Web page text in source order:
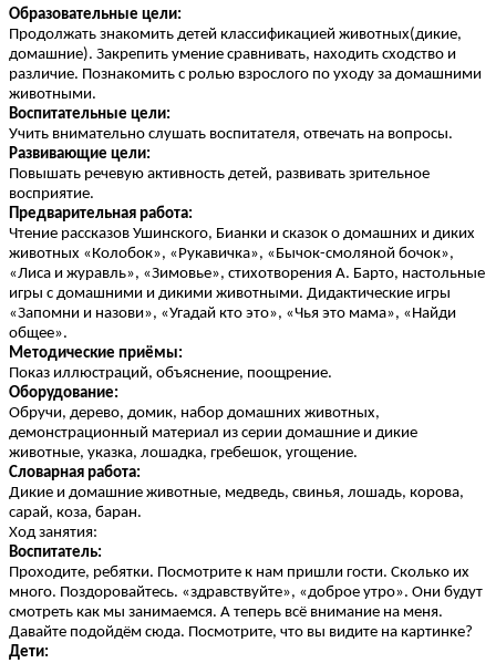
Образовательные цели:
Продолжать знакомить детей классификацией животных(дикие,
домашние). Закрепить умение сравнивать, находить сходство и
различие. Познакомить с ролью взрослого по уходу за домашними
животными.
Воспитательные цели:
Учить внимательно слушать воспитателя, отвечать на вопросы.
Развивающие цели:
Повышать речевую активность детей, развивать зрительное
восприятие.
Предварительная работа:
Чтение рассказов Ушинского, Бианки и сказок о домашних и диких
животных «Колобок», «Рукавичка», «Бычок-смоляной бочок»,
«Лиса и журавль», «Зимовье», стихотворения А. Барто, настольные
игры с домашними и дикими животными. Дидактические игры
«Запомни и назови», «Угадай кто это», «Чья это мама», «Найди
общее».
Методические приёмы:
Показ иллюстраций, объяснение, поощрение.
Оборудование:
Обручи, дерево, домик, набор домашних животных,
демонстрационный материал из серии домашние и дикие
животные, указка, лошадка, гребешок, угощение.
Словарная работа:
Дикие и домашние животные, медведь, свинья, лошадь, корова,
сарай, коза, баран.
Ход занятия:
Воспитатель:
Проходите, ребятки. Посмотрите к нам пришли гости. Сколько их
много. Поздоровайтесь. «здравствуйте», «доброе утро». Они будут
смотреть как мы занимаемся. А теперь всё внимание на меня.
Давайте подойдём сюда. Посмотрите, что вы видите на картинке?
Дети: